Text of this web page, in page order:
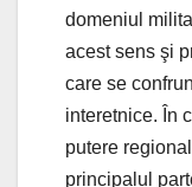
domeniul
acest sens şi
care se
interetnice. În
putere
principalul